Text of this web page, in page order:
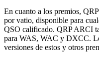
En cuanto a los premios,
por vatio, disponible para
QSO calificado. QRP ARCI
para WAS, WAC y DXCC.
versiones de estos y otros